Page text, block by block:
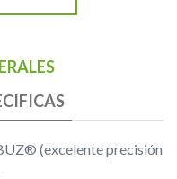
(excelente precisión